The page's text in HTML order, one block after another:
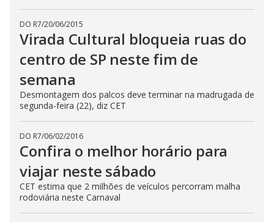
DO R7/20/06/2015
Virada Cultural bloqueia ruas do
centro de SP neste fim de
semana
Desmontagem dos palcos deve terminar na madrugada de
segunda-feira (22), diz CET
DO R7/06/02/2016
Confira o melhor horário para
viajar neste sábado
CET estima que 2 milhões de veículos percorram malha
rodoviária neste Carnaval